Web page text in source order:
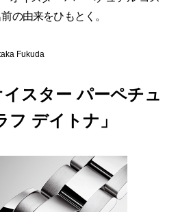
の由来をひもとく。
Fukuda
スター パーペチュ
デイトナ」